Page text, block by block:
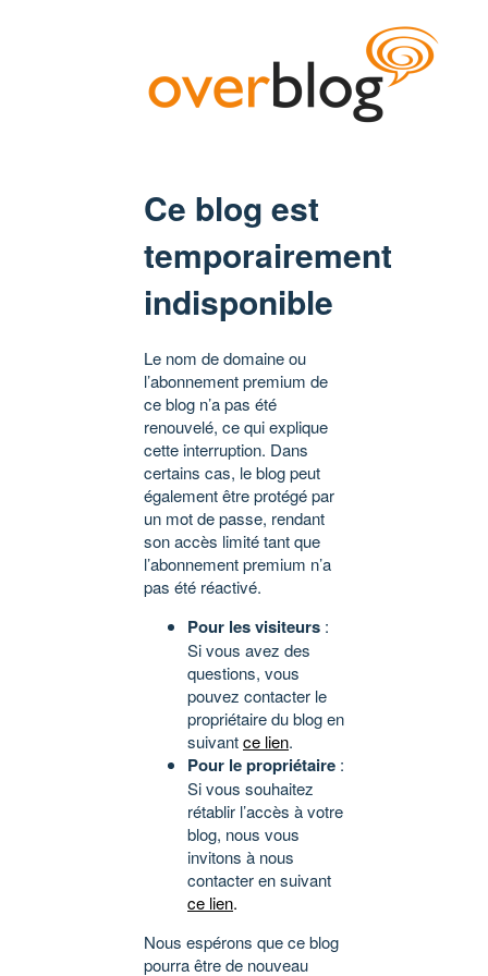
Ce blog est
temporairement
indisponible
Le nom de domaine ou
l’abonnement premium de
ce blog n’a pas été
renouvelé, ce qui explique
cette interruption. Dans
certains cas, le blog peut
également être protégé par
un mot de passe, rendant
son accès limité tant que
l’abonnement premium n’a
pas été réactivé.
Pour les visiteurs :
Si vous avez des
questions, vous
pouvez contacter le
propriétaire du blog en
suivantce lien.
Pour le propriétaire :
Si vous souhaitez
rétablir l’accès à votre
blog, nous vous
invitons à nous
contacter en suivant
ce lien.
Nous espérons que ce blog
pourra être de nouveau